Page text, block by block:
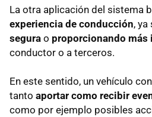
La otra aplicación del sistema
experiencia de conducción, ya
segura o proporcionando más
conductor o a terceros.
En este sentido, un vehículo
tanto aportar como recibir
como por ejemplo posibles